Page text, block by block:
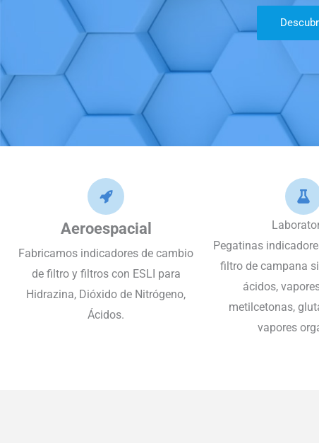
Aeroespacial
Fabricamos indicadores de cambio
de filtro y filtros con ESLI para
Hidrazina, Dióxido de Nitrógeno,
Ácidos.
Pegatinas
filtro de campana
ácidos,
metilcetonas,
vapores